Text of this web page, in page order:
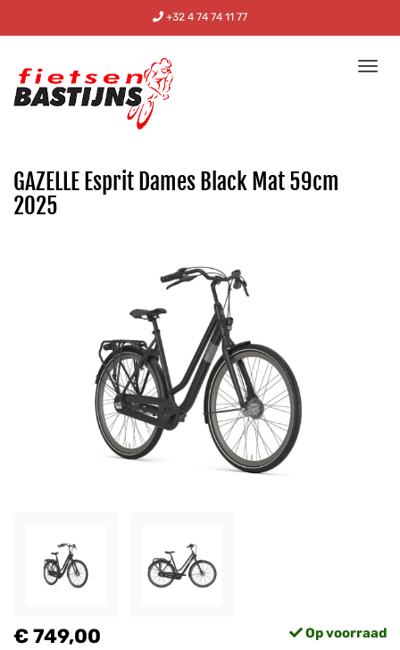
+32 4 74 74 11 77
GAZELLE Esprit Dames Black Mat 59cm
2025
€ 749,00 Op voorraad